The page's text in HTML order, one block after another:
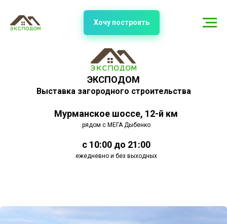
ЭКСПОДОМ
Выставка загородного строительства
Мурманское шоссе, 12-й км
рядом с МЕГА Дыбенко
с 10:00 до 21:00
ежедневно и без выходных
Хочу построить